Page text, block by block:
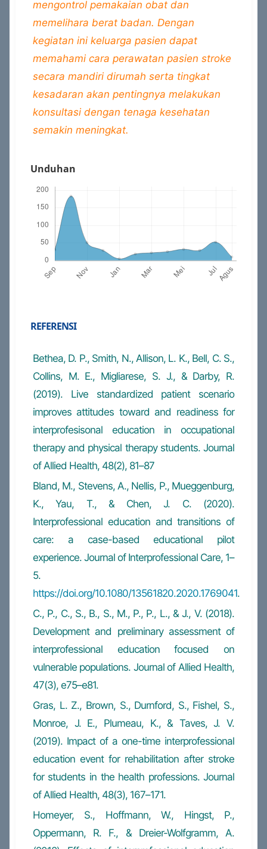
mengontrol pemakaian obat dan
memelihara berat badan. Dengan
kegiatan ini keluarga pasien dapat
memahami cara perawatan pasien stroke
secara mandiri dirumah serta tingkat
kesadaran akan pentingnya melakukan
konsultasi dengan tenaga kesehatan
semakin meningkat.
Unduhan
REFERENSI
Bethea, D. P., Smith, N., Allison, L. K., Bell, C. S.,
Collins, M. E., Migliarese, S. J., & Darby, R.
(2019). Live standardized patient scenario
improves attitudes toward and readiness for
interprofesisonal education in occupational
therapy and physical therapy students. Journal
of Allied Health, 48(2), 81–87
Bland, M., Stevens, A., Nellis, P., Mueggenburg,
K., Yau, T., & Chen, J. C. (2020).
Interprofessional education and transitions of
care: a case-based educational pilot
experience. Journal of Interprofessional Care, 1–
5.
https://doi.org/10.1080/13561820.2020.1769041.
C., P., C., S., B., S., M., P., P., L., & J., V. (2018).
Development and preliminary assessment of
interprofessional education focused on
vulnerable populations. Journal of Allied Health,
47(3), e75–e81.
Gras, L. Z., Brown, S., Durnford, S., Fishel, S.,
Monroe, J. E., Plumeau, K., & Taves, J. V.
(2019). Impact of a one-time interprofessional
education event for rehabilitation after stroke
for students in the health professions. Journal
of Allied Health, 48(3), 167–171.
Homeyer, S., Hoffmann, W., Hingst, P.,
Oppermann, R. F., & Dreier-Wolfgramm, A.